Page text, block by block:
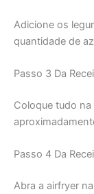
Adicione os
quantidade de
Passo 3 Da
Coloque tudo
Passo 4 Da
Abra a airfryer